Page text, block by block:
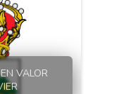
VALOR